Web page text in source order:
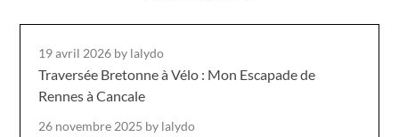
19 avril 2026 by lalydo
Traversée Bretonne à Vélo : Mon Escapade de
Rennes à Cancale
26 novembre 2025 by lalydo